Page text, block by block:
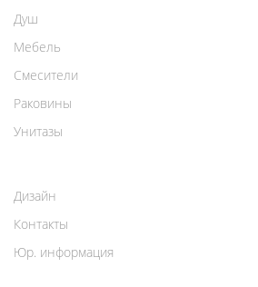
Душ
Мебель
Смесители
Раковины
Унитазы
Дизайн
Контакты
Юр. информация